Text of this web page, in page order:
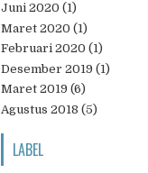
Juni 2020 (1)
Maret 2020 (1)
Februari 2020 (1)
Desember 2019 (1)
Maret 2019 (6)
Agustus 2018 (5)
LABEL